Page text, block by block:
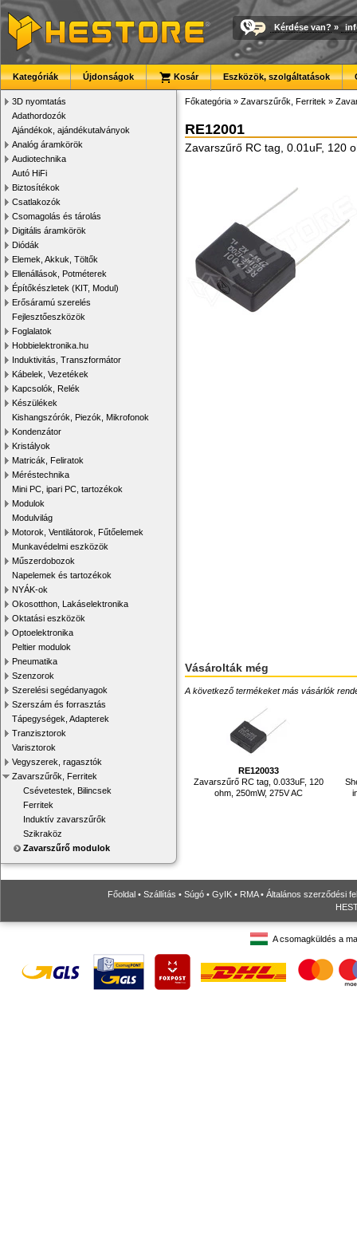
Kérdése van? »
Kategóriák Újdonságok Kosár Eszközök, szolgáltatások
3D nyomtatás
Adathordozók
Ajándékok, ajándékutalványok
Analóg áramkörök
Audiotechnika
Autó HiFi
Biztosítékok
Csatlakozók
Csomagolás és tárolás
Digitális áramkörök
Diódák
Elemek, Akkuk, Töltők
Ellenállások, Potméterek
Építőkészletek (KIT, Modul)
Erősáramú szerelés
Fejlesztőeszközök
Foglalatok
Hobbielektronika.hu
Induktivitás, Transzformátor
Kábelek, Vezetékek
Kapcsolók, Relék
Készülékek
Kishangszórók, Piezók, Mikrofonok
Kondenzátor
Kristályok
Matricák, Feliratok
Méréstechnika
Mini PC, ipari PC, tartozékok
Modulok
Modulvilág
Motorok, Ventilátorok, Fűtőelemek
Munkavédelmi eszközök
Műszerdobozok
Napelemek és tartozékok
NYÁK-ok
Okosotthon, Lakáselektronika
Oktatási eszközök
Optoelektronika
Peltier modulok
Pneumatika
Szenzorok
Szerelési segédanyagok
Szerszám és forrasztás
Tápegységek, Adapterek
Tranzisztorok
Varisztorok
Vegyszerek, ragasztók
Zavarszűrők, Ferritek
Csévetestek, Bilincsek
Ferritek
Induktív zavarszűrők
Szikraköz
Zavarszűrő modulok
Főkategória » Zavarszűrők, Ferritek »
RE12001
Zavarszűrő RC tag, 0.01uF, 120
Vásárolták még
A következő termékeket más vásárlók
RE120033
Zavarszűrő RC tag, 0.033uF, 120
ohm, 250mW, 275V AC
Főoldal • Szállítás • Súgó • GyIK • RMA• Általános szerződési
A csomagküldés a